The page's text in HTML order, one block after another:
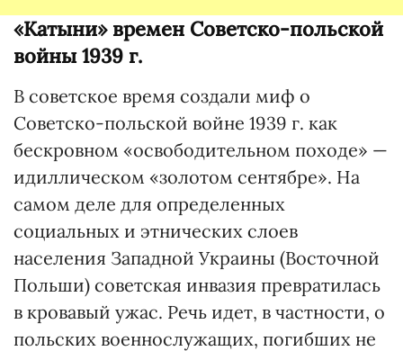
«Катыни» времен Советско-польской
войны 1939 г.
В советское время создали миф о
Советско-польской войне 1939 г. как
бескровном «освободительном походе» —
идиллическом «золотом сентябре». На
самом деле для определенных
социальных и этнических слоев
населения Западной Украины (Восточной
Польши) советская инвазия превратилась
в кровавый ужас. Речь идет, в частности, о
польских военнослужащих, погибших не